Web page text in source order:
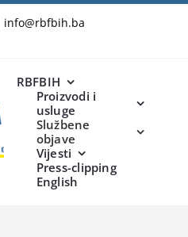
info@rbfbih.ba
RBFBIH
Proizvodi i
usluge
Službene
objave
Vijesti
Press-clipping
English